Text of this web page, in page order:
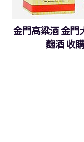
金門高粱酒 金門
麴酒 收